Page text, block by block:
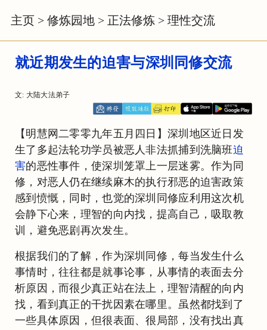
主页 > 修炼园地 > 正法修炼 > 理性交流
就近期发生的迫害与深圳同修交流
文: 大陆大法弟子
【明慧网二零零九年五月四日】深圳地区近日发
生了多起法轮功学员被恶人非法抓捕到洗脑班迫
害的恶性事件，使深圳笼罩上一层迷雾。作为同
修，对恶人仍在继续麻木的执行邪恶的迫害政策
感到愤慨，同时，也觉的深圳同修应利用这次机
会静下心来，理智的向内找，提高自己，吸取教
训，避免恶剧再次发生。
根据我们的了解，作为深圳同修，每当发生什么
事情时，往往都是就事论事，从事情的表面去分
析原因，而很少真正站在法上，理智清醒的向内
找，看到真正的干扰因素在哪里。虽然都找到了
一些具体原因，但很表面、很局部，没有找出真